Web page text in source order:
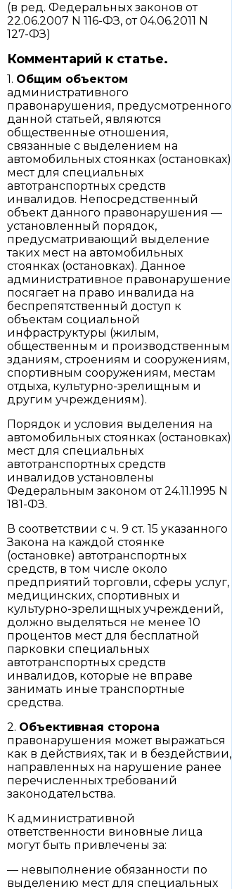
(в ред. Федеральных законов от
22.06.2007 N 116-ФЗ, от 04.06.2011 N
127-ФЗ)
Комментарий к статье.
1. Общим объектом
административного
правонарушения, предусмотренного
данной статьей, являются
общественные отношения,
связанные с выделением на
автомобильных стоянках (остановках)
мест для специальных
автотранспортных средств
инвалидов. Непосредственный
объект данного правонарушения —
установленный порядок,
предусматривающий выделение
таких мест на автомобильных
стоянках (остановках). Данное
административное правонарушение
посягает на право инвалида на
беспрепятственный доступ к
объектам социальной
инфраструктуры (жилым,
общественным и производственным
зданиям, строениям и сооружениям,
спортивным сооружениям, местам
отдыха, культурно-зрелищным и
другим учреждениям).
Порядок и условия выделения на
автомобильных стоянках (остановках)
мест для специальных
автотранспортных средств
инвалидов установлены
Федеральным законом от 24.11.1995 N
181-ФЗ.
В соответствии с ч. 9 ст. 15 указанного
Закона на каждой стоянке
(остановке) автотранспортных
средств, в том числе около
предприятий торговли, сферы услуг,
медицинских, спортивных и
культурно-зрелищных учреждений,
должно выделяться не менее 10
процентов мест для бесплатной
парковки специальных
автотранспортных средств
инвалидов, которые не вправе
занимать иные транспортные
средства.
2. Объективная сторона
правонарушения может выражаться
как в действиях, так и в бездействии,
направленных на нарушение ранее
перечисленных требований
законодательства.
К административной
ответственности виновные лица
могут быть привлечены за:
— невыполнение обязанности по
выделению мест для специальных